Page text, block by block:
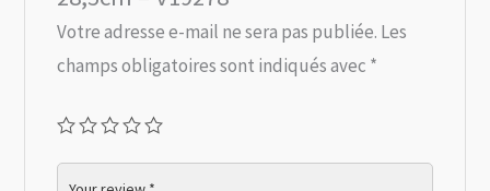
Votre adresse e-mail ne sera pas publiée. Les
champs obligatoires sont indiqués avec *